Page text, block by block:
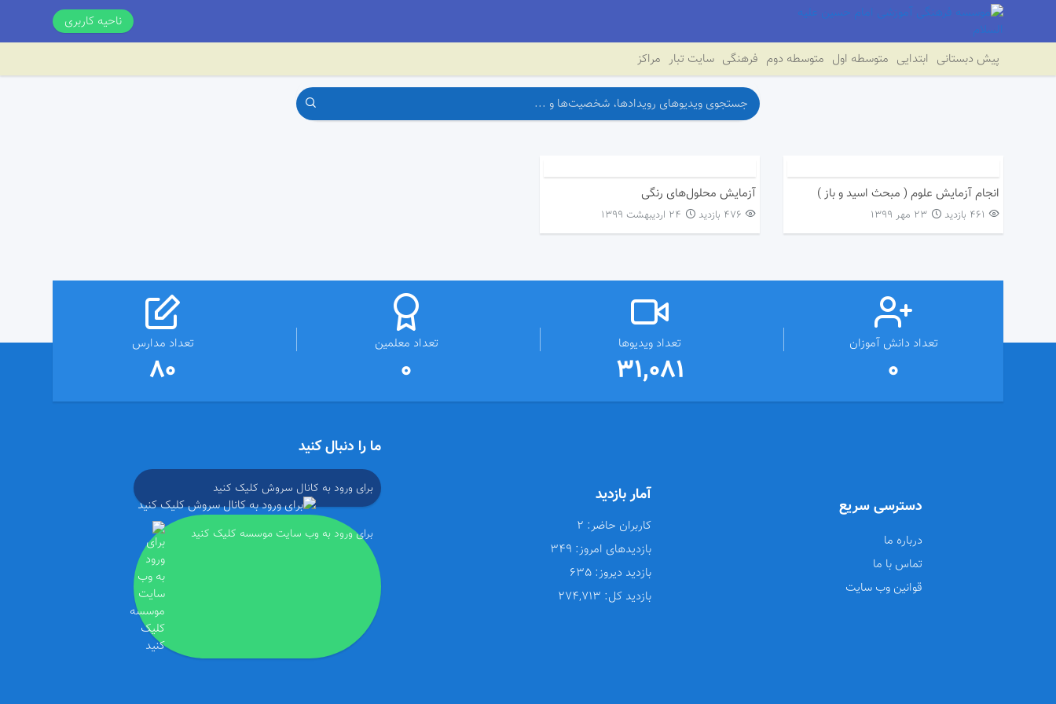
ناحیه کاربری
پیش دبستانی ابتدایی متوسطه اول متوسطه دوم فرهنگی سایت تبار مراکز
انجام آزمایش علوم ( مبحث اسید و باز )
461 بازدید ۲۳ مهر ۱۳۹۹
آزمایش محلول‌های رنگی
476 بازدید ۲۴ اردیبهشت ۱۳۹۹
تعداد دانش آموزان
0
تعداد ویدیوها
31,081
تعداد معلمین
0
تعداد مدارس
80
دسترسی سریع
درباره ما
تماس با ما
قوانین وب سایت
آمار بازدید
کاربران حاضر:
بازدیدهای امروز:
بازدید دیروز:
بازدید کل:
ما را دنبال کنید
برای ورود به کانال سروش کلیک کنید
برای ورود به وب سایت موسسه کلیک کنید